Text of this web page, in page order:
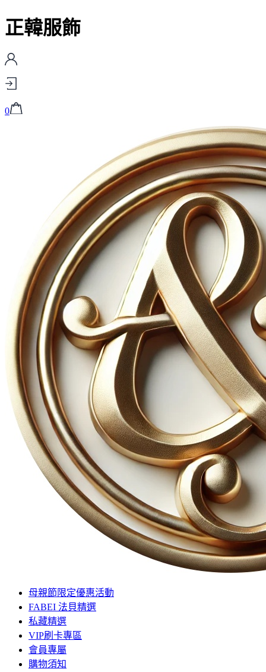
正韓服飾
0
母親節限定優惠活動
FABEI 法貝精選
私藏精選
VIP刷卡專區
會員專屬
購物須知